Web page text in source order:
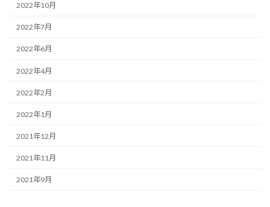
2022年10月
2022年7月
2022年6月
2022年4月
2022年2月
2022年1月
2021年12月
2021年11月
2021年9月